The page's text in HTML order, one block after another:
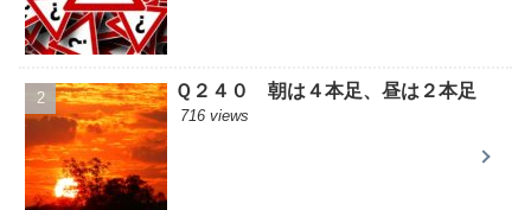
Ｑ２４０ 朝は４本足、昼は２本足
716 views